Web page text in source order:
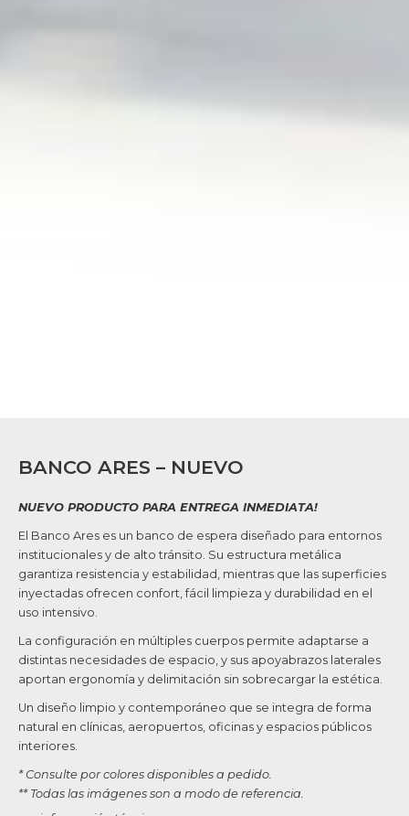
BANCO ARES – NUEVO
NUEVO PRODUCTO PARA ENTREGA INMEDIATA!
El Banco Ares es un banco de espera diseñado para entornos
institucionales y de alto tránsito. Su estructura metálica
garantiza resistencia y estabilidad, mientras que las superficies
inyectadas ofrecen confort, fácil limpieza y durabilidad en el
uso intensivo.
La configuración en múltiples cuerpos permite adaptarse a
distintas necesidades de espacio, y sus apoyabrazos laterales
aportan ergonomía y delimitación sin sobrecargar la estética.
Un diseño limpio y contemporáneo que se integra de forma
natural en clínicas, aeropuertos, oficinas y espacios públicos
interiores.
* Consulte por colores disponibles a pedido.
** Todas las imágenes son a modo de referencia.